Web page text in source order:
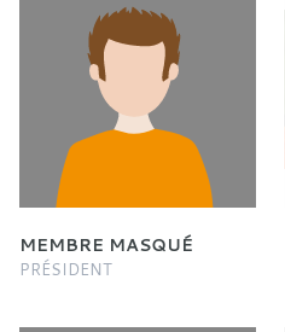
MEMBRE MASQUÉ
PRÉSIDENT